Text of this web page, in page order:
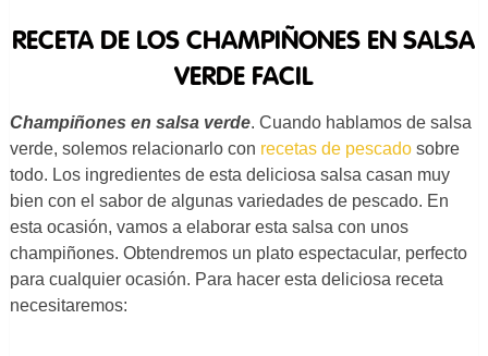
RECETA DE LOS CHAMPIÑONES EN SALSA
VERDE FACIL
Champiñones en salsa verde. Cuando hablamos de salsa
verde, solemos relacionarlo con recetas de pescadosobre
todo. Los ingredientes de esta deliciosa salsa casan muy
bien con el sabor de algunas variedades de pescado. En
esta ocasión, vamos a elaborar esta salsa con unos
champiñones. Obtendremos un plato espectacular, perfecto
para cualquier ocasión. Para hacer esta deliciosa receta
necesitaremos: